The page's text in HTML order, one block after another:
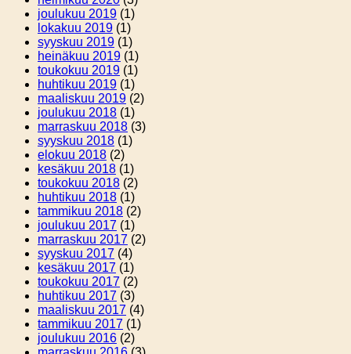
joulukuu 2019 (1)
lokakuu 2019 (1)
syyskuu 2019 (1)
heinäkuu 2019 (1)
toukokuu 2019 (1)
huhtikuu 2019 (1)
maaliskuu 2019 (2)
joulukuu 2018 (1)
marraskuu 2018 (3)
syyskuu 2018 (1)
elokuu 2018 (2)
kesäkuu 2018 (1)
toukokuu 2018 (2)
huhtikuu 2018 (1)
tammikuu 2018 (2)
joulukuu 2017 (1)
marraskuu 2017 (2)
syyskuu 2017 (4)
kesäkuu 2017 (1)
toukokuu 2017 (2)
huhtikuu 2017 (3)
maaliskuu 2017 (4)
tammikuu 2017 (1)
joulukuu 2016 (2)